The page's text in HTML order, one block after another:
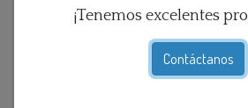
¡Tenemos excelentes
Contáctanos